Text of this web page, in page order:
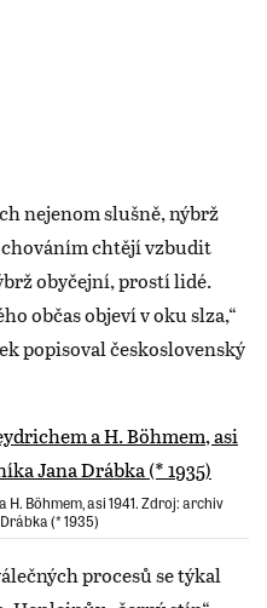
nejenom slušně, nýbrž
chtějí vzbudit
obyčejní, prostí lidé.
občas objeví v oku slza,“
popisoval československý
H. Böhmem, asi 1941. Zdroj: archiv
(* 1935)
procesů se týkal